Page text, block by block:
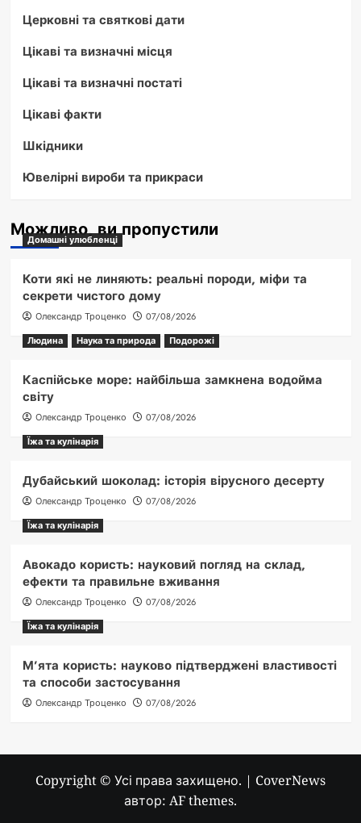
Церковні та святкові дати
Цікаві та визначні місця
Цікаві та визначні постаті
Цікаві факти
Шкідники
Ювелірні вироби та прикраси
Можливо, ви пропустили
Домашні улюбленці
Коти які не линяють: реальні породи, міфи та
секрети чистого дому
Олександр Троценко
07/08/2026
Людина
Наука та природа Подорожі
Каспійське море: найбільша замкнена водойма
світу
Олександр Троценко
07/08/2026
Їжа та кулінарія
Дубайський шоколад: історія вірусного десерту
Олександр Троценко
07/08/2026
Їжа та кулінарія
Авокадо користь: науковий погляд на склад,
ефекти та правильне вживання
Олександр Троценко
07/08/2026
Їжа та кулінарія
М’ята користь: науково підтверджені властивості
та способи застосування
Олександр Троценко 07/08/2026
Copyright © Усі права захищено. | CoverNews
автор: AF themes.